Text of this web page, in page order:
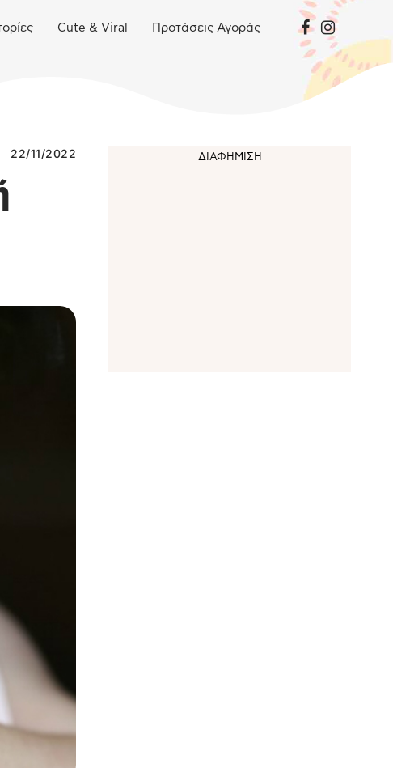
Cute & Viral Προτάσεις Αγοράς
22/11/2022